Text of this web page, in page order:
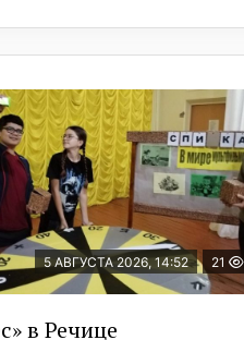
5 АВГУСТА 2026, 14:52 21
в Речице